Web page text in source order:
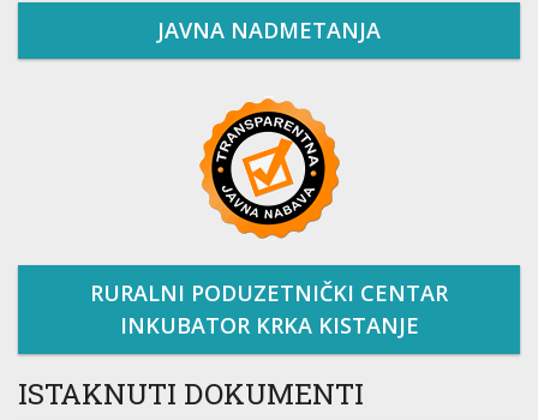
JAVNA NADMETANJA
RURALNI PODUZETNIČKI CENTAR
INKUBATOR KRKA KISTANJE
ISTAKNUTI DOKUMENTI